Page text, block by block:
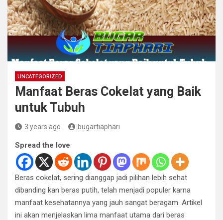
UNCATEGORIZED
Manfaat Beras Cokelat yang Baik
untuk Tubuh
3 years ago bugartiaphari
Spread the love
Beras cokelat, sering dianggap jadi pilihan lebih sehat
dibanding kan beras putih, telah menjadi populer karna
manfaat kesehatannya yang jauh sangat beragam. Artikel
ini akan menjelaskan lima manfaat utama dari beras